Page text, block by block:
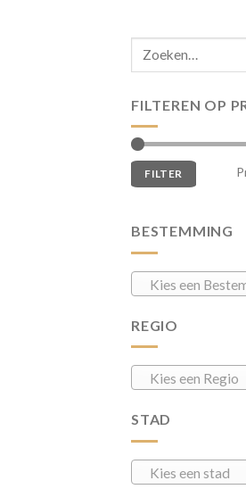
FILTEREN OP
Min.
prijs
Max.
prijsFILTER
BESTEMMING
Kies een
REGIO
Kies een Regio
STAD
Kies een stad